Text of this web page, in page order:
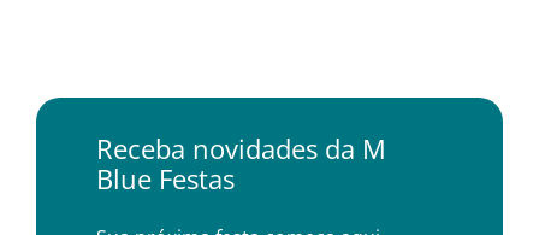
Receba novidades da M
Blue Festas